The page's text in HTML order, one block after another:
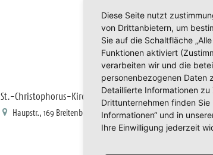
St.-Christophorus-Kirche Breitenbrunn
Haupstr., 169 Breitenbrunn
Diese Seite nutzt
von Drittanbietern, um
Sie auf die Schaltfläche
Funktionen aktiviert
verarbeiten wir und die
personenbezogenen Daten
Detaillierte Informationen
Drittunternehmen finden
Informationen“ und in
Ihre Einwilligung jederzeit